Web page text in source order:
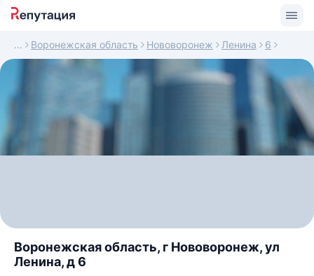
Воронежская область Нововоронеж Ленина 6
Воронежская область, г Нововоронеж, ул
Ленина, д 6